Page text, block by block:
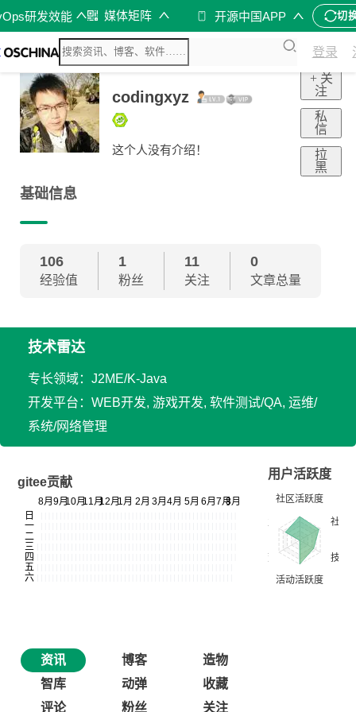
研发效能 媒体矩阵 开源中国APP 切
登录
codingxyz
这个人没有介绍！
+ 关
注
私
信
拉
黑
基础信息
106
经验值
1
粉丝
11
关注
0
文章总量
技术雷达
专长领域：J2ME/K-Java
开发平台：WEB开发, 游戏开发, 软件测试/QA, 运维/
系统/网络管理
gitee贡献
用户活跃度
资讯 博客
造物
智库
动弹
收藏
评论
粉丝 关注